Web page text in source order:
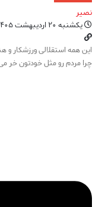
نصیر
یکشنبه ۲۰ اردیبهشت ۱۴۰۵ ۱۶:۴۹
این همه استقلالی ورزشکار و
چرا مردم رو مثل خودتون خر